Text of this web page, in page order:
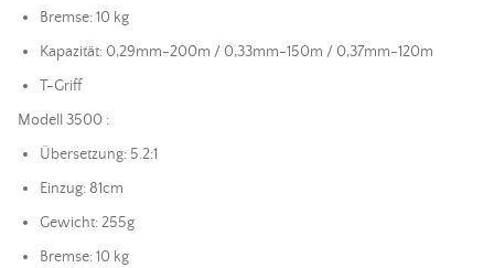
Bremse: 10 kg
Kapazität: 0,29mm-200m / 0,33mm-150m / 0,37mm-120m
T-Griff
Modell 3500 :
Übersetzung: 5.2:1
Einzug: 81cm
Gewicht: 255g
Bremse: 10 kg